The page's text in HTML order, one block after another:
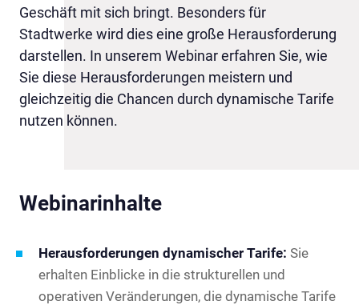
Geschäft mit sich bringt. Besonders für
Stadtwerke wird dies eine große Herausforderung
darstellen. In unserem Webinar erfahren Sie, wie
Sie diese Herausforderungen meistern und
gleichzeitig die Chancen durch dynamische Tarife
nutzen können.
Webinarinhalte
Herausforderungen dynamischer Tarife: Sie
erhalten Einblicke in die strukturellen und
operativen Veränderungen, die dynamische Tarife